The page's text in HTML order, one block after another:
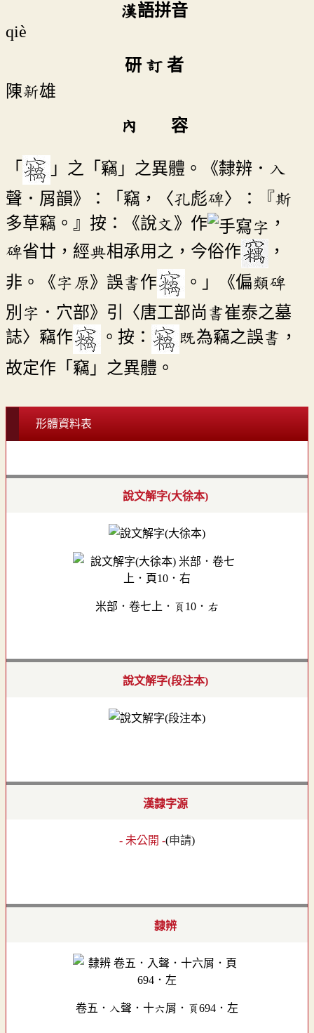
漢語拼音
qiè
研 訂 者
陳新雄
內 容
「
」之「竊」之異體。《隸辨．入
聲．屑韻》：「竊，〈孔彪碑〉：『斯
多草竊。』按：《說文》作
，
碑省廿，經典相承用之，今俗作
，
非。《字原》誤書作
。」《偏類碑
別字．穴部》引〈唐工部尚書崔泰之墓
誌〉竊作
。按：
既為竊之誤書，
故定作「竊」之異體。
形體資料表
說文解字(大徐本)
米部．卷七上．頁10．右
說文解字(段注本)
漢隸字源
- 未公開 -(申請)
隸辨
卷五．入聲．十六屑．頁694．左